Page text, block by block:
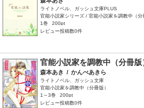
ライトノベル、ガッシュ文庫PLUS
官能小説家シリーズ / 官能小説家を調教中（
1巻
200pt
レビュー投稿数0件
官能小説家を調教中（分冊版
森本あき / かんべあきら
ライトノベル、ガッシュ文庫
官能小説家を調教中（分冊版）
1～3巻
200pt
レビュー投稿数0件